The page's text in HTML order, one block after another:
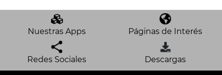
Nuestras Apps Páginas de Interés
Redes Sociales Descargas